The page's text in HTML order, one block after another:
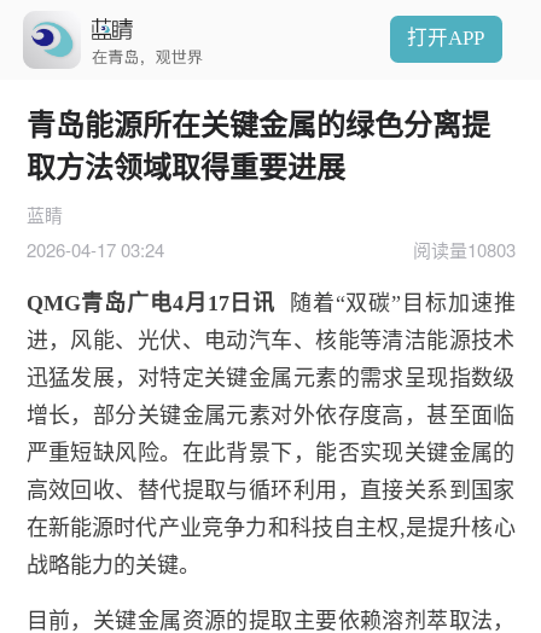
打开APP
青岛能源所在关键金属的绿色分离提
取方法领域取得重要进展
蓝睛
2026-04-17 03:24
阅读量10803
QMG青岛广电4月17日讯
随着“双碳”目标加速推
进，风能、光伏、电动汽车、核能等清洁能源技术
迅猛发展，对特定关键金属元素的需求呈现指数级
增长，部分关键金属元素对外依存度高，甚至面临
严重短缺风险。在此背景下，能否实现关键金属的
高效回收、替代提取与循环利用，直接关系到国家
在新能源时代产业竞争力和科技自主权,是提升核心
战略能力的关键。
目前，关键金属资源的提取主要依赖溶剂萃取法，